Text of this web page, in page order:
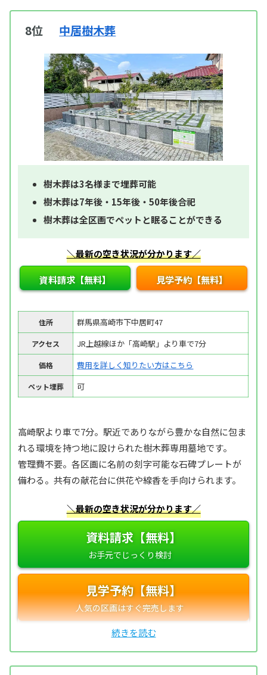
8位 中居樹木葬
樹木葬は3名様まで埋葬可能
樹木葬は7年後・15年後・50年後合祀
樹木葬は全区画でペットと眠ることができる
＼最新の空き状況が分かります／
資料請求【無料】 見学予約【無料】
住所 群馬県高崎市下中居町47
アクセス JR上越線ほか「高崎駅」より車で7分
価格 費用を詳しく知りたい方はこちら
ペット埋葬 可
高崎駅より車で7分。駅近でありながら豊かな自然に包ま
れる環境を持つ地に設けられた樹木葬専用墓地です。
管理費不要。各区画に名前の刻字可能な石碑プレートが
備わる。共有の献花台に供花や線香を手向けられます。
＼最新の空き状況が分かります／
資料請求【無料】
見学予約【無料】